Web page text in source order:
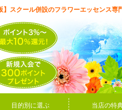
スクール併設のフラワーエッセンス
目的別に選ぶ 当店の特